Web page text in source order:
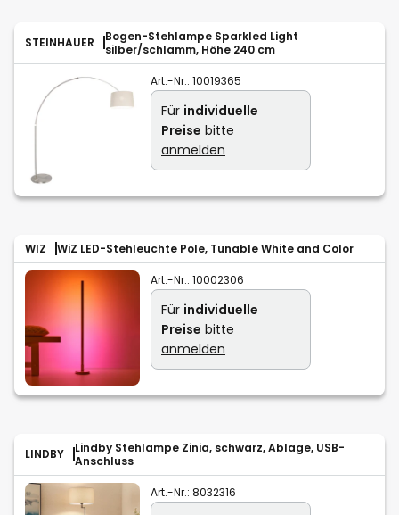
STEINHAUER
Bogen-Stehlampe Sparkled Light
silber/schlamm, Höhe 240 cm
Art.-Nr.: 10019365
Für individuelle
Preise bitte
anmelden
WIZ WiZ LED-Stehleuchte Pole, Tunable White and Color
Art.-Nr.: 10002306
Für individuelle
Preise bitte
anmelden
LINDBY
Lindby Stehlampe Zinia, schwarz, Ablage, USB-
Anschluss
Art.-Nr.: 8032316